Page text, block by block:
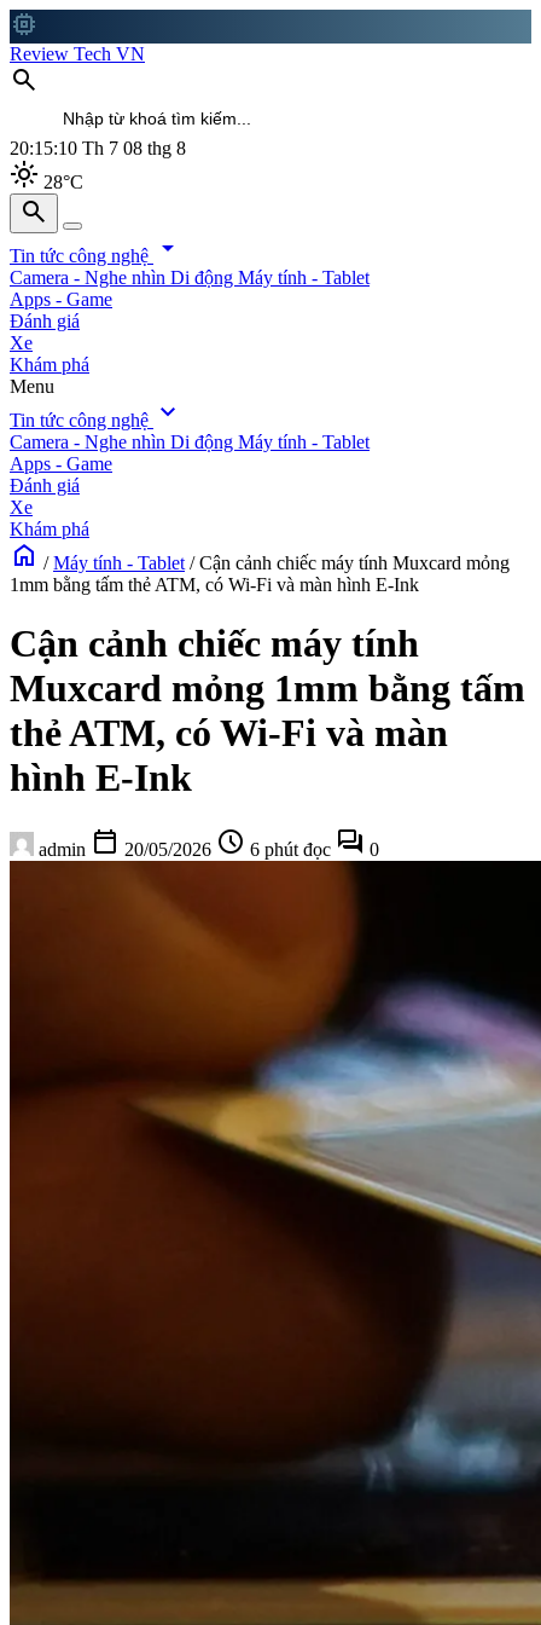
memory
Review Tech VN
search
20:15:11 Th 7 08 thg 8
light_mode 28°C
search
search
Tin tức công nghệ arrow_drop_down
Camera - Nghe nhìn Di động Máy tính - Tablet
Apps - Game
Đánh giá
Xe
Khám phá
Menu
Tin tức công nghệ expand_more
Camera - Nghe nhìn Di động Máy tính - Tablet
Apps - Game
Đánh giá
Xe
Khám phá
home / Máy tính - Tablet / Cận cảnh chiếc máy tính Muxcard mỏng
1mm bằng tấm thẻ ATM, có Wi-Fi và màn hình E-Ink
Cận cảnh chiếc máy tính
Muxcard mỏng 1mm bằng tấm
thẻ ATM, có Wi-Fi và màn
hình E-Ink
admin calendar_today 20/05/2026 schedule 6 phút đọc forum 0